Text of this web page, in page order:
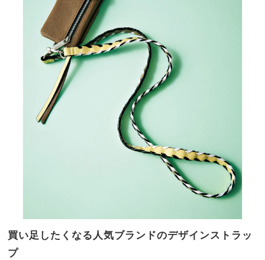
買い足したくなる人気ブランドのデザインストラッ
プ